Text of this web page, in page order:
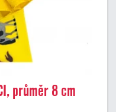
průměr 8 cm